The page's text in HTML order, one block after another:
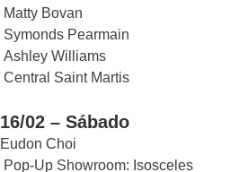
Matty Bovan
Symonds Pearmain
Ashley Williams
Central Saint Martis
16/02 – Sábado
Eudon Choi
Pop-Up Showroom: Isosceles